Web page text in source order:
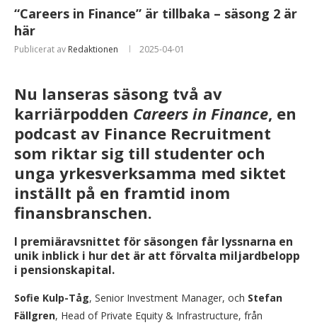
“Careers in Finance” är tillbaka – säsong 2 är
här
Publicerat av Redaktionen 2025-04-01
Nu lanseras säsong två av
karriärpodden Careers in Finance, en
podcast av Finance Recruitment
som riktar sig till studenter och
unga yrkesverksamma med siktet
inställt på en framtid inom
finansbranschen.
I premiäravsnittet för säsongen får lyssnarna en
unik inblick i hur det är att förvalta miljardbelopp
i pensionskapital.
Sofie Kulp-Tåg, Senior Investment Manager, och Stefan
Fällgren, Head of Private Equity & Infrastructure, från